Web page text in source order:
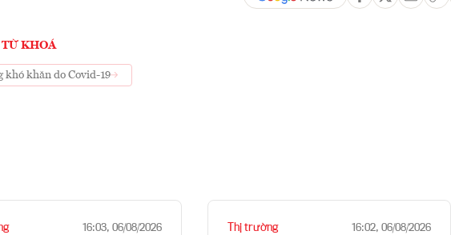
KHOÁ
khó khăn do Covid-19
16:03, 06/08/2026 Thị trường 16:02, 06/08/2026